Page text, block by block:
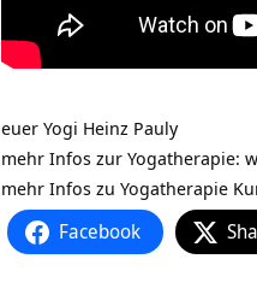
euer Yogi Heinz Pauly
mehr Infos zur Yogatherapie:
mehr Infos zu Yogatherapie
Facebook